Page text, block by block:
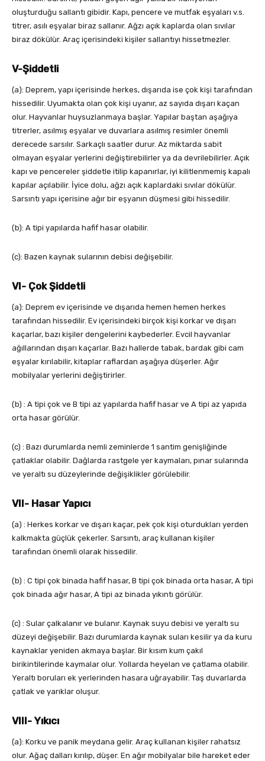
oluşturduğu sallantı gibidir. Kapı, pencere ve mutfak eşyaları v.s.
titrer, asılı eşyalar biraz sallanır. Ağzı açık kaplarda olan sıvılar
biraz dökülür. Araç içerisindeki kişiler sallantıyı hissetmezler.
V-Şiddetli
(a): Deprem, yapı içerisinde herkes, dışarıda ise çok kişi tarafından
hissedilir. Uyumakta olan çok kişi uyanır, az sayıda dışarı kaçan
olur. Hayvanlar huysuzlanmaya başlar. Yapılar baştan aşağıya
titrerler, asılmış eşyalar ve duvarlara asılmış resimler önemli
derecede sarsılır. Sarkaçlı saatler durur. Az miktarda sabit
olmayan eşyalar yerlerini değiştirebilirler ya da devrilebilirler. Açık
kapı ve pencereler şiddetle itilip kapanırlar, iyi kilitlenmemiş kapalı
kapılar açılabilir. İyice dolu, ağzı açık kaplardaki sıvılar dökülür.
Sarsıntı yapı içerisine ağır bir eşyanın düşmesi gibi hissedilir.
(b): A tipi yapılarda hafif hasar olabilir.
(c): Bazen kaynak sularının debisi değişebilir.
VI- Çok Şiddetli
(a): Deprem ev içerisinde ve dışarıda hemen hemen herkes
tarafından hissedilir. Ev içerisindeki birçok kişi korkar ve dışarı
kaçarlar, bazı kişiler dengelerini kaybederler. Evcil hayvanlar
ağıllarından dışarı kaçarlar. Bazı hallerde tabak, bardak gibi cam
eşyalar kırılabilir, kitaplar raflardan aşağıya düşerler. Ağır
mobilyalar yerlerini değiştirirler.
(b) : A tipi çok ve B tipi az yapılarda hafif hasar ve A tipi az yapıda
orta hasar görülür.
(c) : Bazı durumlarda nemli zeminlerde 1 santim genişliğinde
çatlaklar olabilir. Dağlarda rastgele yer kaymaları, pınar sularında
ve yeraltı su düzeylerinde değişiklikler görülebilir.
VII- Hasar Yapıcı
(a) : Herkes korkar ve dışarı kaçar, pek çok kişi oturdukları yerden
kalkmakta güçlük çekerler. Sarsıntı, araç kullanan kişiler
tarafından önemli olarak hissedilir.
(b) : C tipi çok binada hafif hasar, B tipi çok binada orta hasar, A tipi
çok binada ağır hasar, A tipi az binada yıkıntı görülür.
(c) : Sular çalkalanır ve bulanır. Kaynak suyu debisi ve yeraltı su
düzeyi değişebilir. Bazı durumlarda kaynak suları kesilir ya da kuru
kaynaklar yeniden akmaya başlar. Bir kısım kum çakıl
birikintilerinde kaymalar olur. Yollarda heyelan ve çatlama olabilir.
Yeraltı boruları ek yerlerinden hasara uğrayabilir. Taş duvarlarda
çatlak ve yarıklar oluşur.
VIII- Yıkıcı
(a): Korku ve panik meydana gelir. Araç kullanan kişiler rahatsız
olur. Ağaç dalları kırılıp, düşer. En ağır mobilyalar bile hareket eder